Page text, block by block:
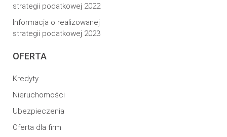
strategii podatkowej 2022
Informacja o realizowanej
strategii podatkowej 2023
OFERTA
Kredyty
Nieruchomości
Ubezpieczenia
Oferta dla firm